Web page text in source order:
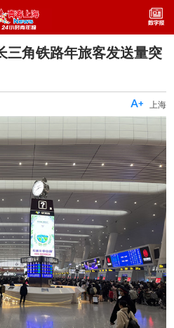
三角铁路年旅客发送量突
上海
